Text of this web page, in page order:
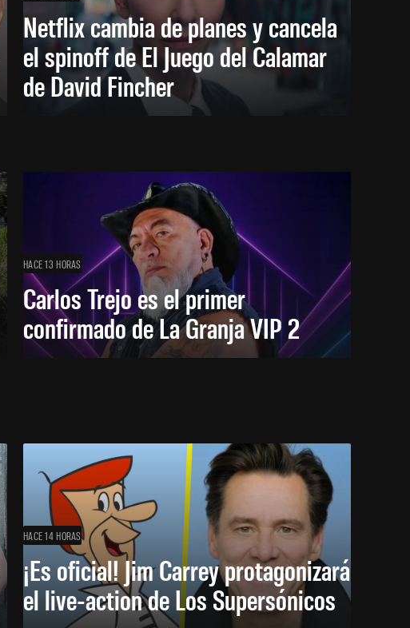
Netflix cambia de planes y cancela
el spinoff de El Juego del Calamar
de David Fincher
HACE 13 HORAS
Carlos Trejo es el primer
confirmado de La Granja VIP 2
HACE 14 HORAS
¡Es oficial! Jim Carrey protagonizará
el live-action de Los Supersónicos